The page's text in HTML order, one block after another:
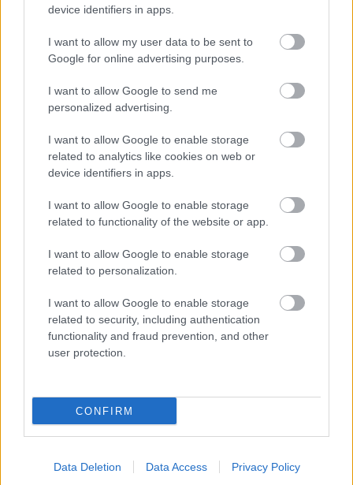
device identifiers in apps.
I want to allow my user data to be sent to
Google for online advertising purposes.
I want to allow Google to send me
personalized advertising.
I want to allow Google to enable storage
related to analytics like cookies on web or
device identifiers in apps.
I want to allow Google to enable storage
related to functionality of the website or app.
I want to allow Google to enable storage
related to personalization.
I want to allow Google to enable storage
related to security, including authentication
functionality and fraud prevention, and other
user protection.
CONFIRM
Data Deletion Data Access Privacy Policy